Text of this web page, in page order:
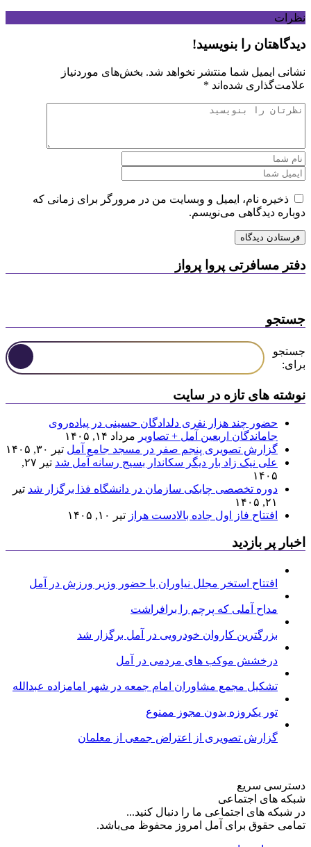
نظرات
دیدگاهتان را بنویسید!
نشانی ایمیل شما منتشر نخواهد شد. بخش‌های موردنیاز
علامت‌گذاری شده‌اند *
ذخیره نام، ایمیل و وبسایت من در مرورگر برای زمانی که
دوباره دیدگاهی می‌نویسم.
دفتر مسافرتی پروا پرواز
جستجو
جستجو
برای:
نوشته های تازه در سایت
حضور چند هزار نفری دلدادگان حسینی در پیاده‌روی
جاماندگان اربعین آمل + تصاویر مرداد ۱۴, ۱۴۰۵
گزارش تصویری پنجم صفر در مسجد جامع آمل تیر ۳۰, ۱۴۰۵
علی نیک زاد بار دیگر سکاندار بسیج رسانه آمل شد
تیر ۲۷,
۱۴۰۵
دوره تخصصی چابکی سازمان در دانشگاه فذا برگزار شد تیر
۲۱, ۱۴۰۵
افتتاح فاز اول جاده بالادست هراز تیر ۱۰, ۱۴۰۵
اخبار پر بازدید
افتتاح استخر مجلل نیاوران با حضور وزیر ورزش در آمل
مداح آملی که پرچم را برافراشت
بزرگترین کاروان خودرویی در آمل برگزار شد
درخشش موکب های مردمی در آمل
تشکیل مجمع مشاوران امام جمعه در شهر امامزاده عبدالله
تور یکروزه بدون مجوز ممنوع
گزارش تصویری از اعتراض جمعی از معلمان
دسترسی سریع
شبکه های اجتماعی
در شبکه های اجتماعی ما را دنبال کنید...
تمامی حقوق برای آمل امروز محفوظ می‌باشد.